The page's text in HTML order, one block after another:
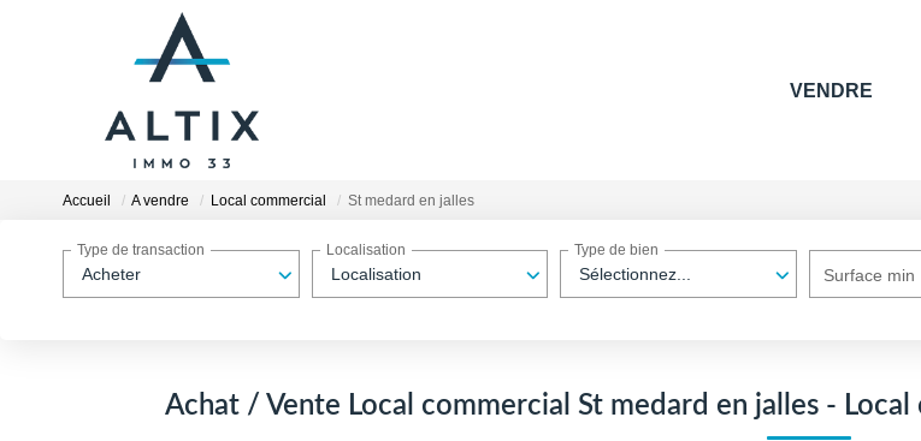
VENDRE
Accueil A vendre Local commercial St medard en jalles
Acheter
Type de transaction
Localisation
Localisation
Sélectionnez...
Type de bien
Surface min
Achat / Vente Local commercial St medard en jalles -